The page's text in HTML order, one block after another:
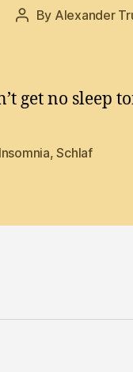
Post
By Alexander
get no sleep
Insomnia,Schlaf